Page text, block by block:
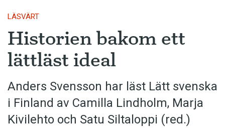
LÄSVÄRT
Historien bakom ett
lättläst ideal
Anders Svensson har läst Lätt svenska
i Finland av Camilla Lindholm, Marja
Kivilehto och Satu Siltaloppi (red.)